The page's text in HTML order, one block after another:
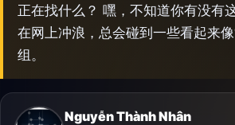
正在找什么？ 嘿，不知道你有没有
在网上冲浪，总会碰到一些看起来像
组。
Nguyễn Thành Nhân